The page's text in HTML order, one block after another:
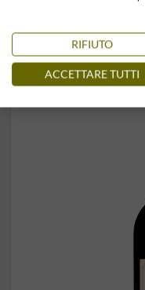
Conservato in ambiente
RIFIUTO
ACCETTARE TUTTI